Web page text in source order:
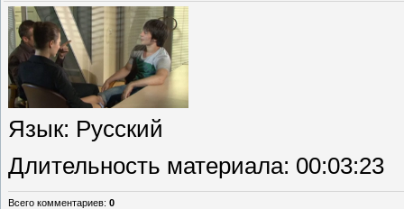
Язык: Русский
Длительность материала: 00:03:23
Всего комментариев: 0